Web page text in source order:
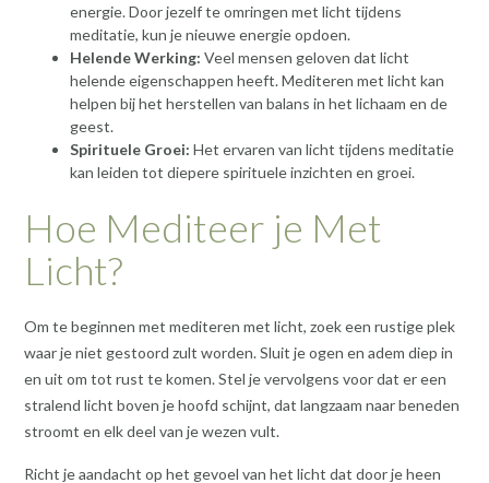
energie. Door jezelf te omringen met licht tijdens
meditatie, kun je nieuwe energie opdoen.
Helende Werking: Veel mensen geloven dat licht
helende eigenschappen heeft. Mediteren met licht kan
helpen bij het herstellen van balans in het lichaam en de
geest.
Spirituele Groei: Het ervaren van licht tijdens meditatie
kan leiden tot diepere spirituele inzichten en groei.
Hoe Mediteer je Met
Licht?
Om te beginnen met mediteren met licht, zoek een rustige plek
waar je niet gestoord zult worden. Sluit je ogen en adem diep in
en uit om tot rust te komen. Stel je vervolgens voor dat er een
stralend licht boven je hoofd schijnt, dat langzaam naar beneden
stroomt en elk deel van je wezen vult.
Richt je aandacht op het gevoel van het licht dat door je heen